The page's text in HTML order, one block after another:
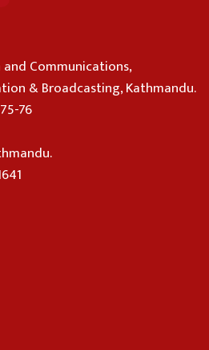
Communications,
& Broadcasting, Kathmandu.
76